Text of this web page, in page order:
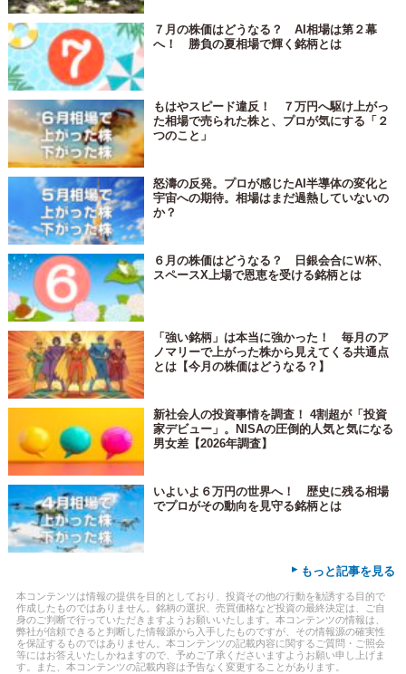
７月の株価はどうなる？ AI相場は第２幕
へ！ 勝負の夏相場で輝く銘柄とは
もはやスピード違反！ ７万円へ駆け上がっ
た相場で売られた株と、プロが気にする「２
つのこと」
怒濤の反発。プロが感じたAI半導体の変化と
宇宙への期待。相場はまだ過熱していないの
か？
６月の株価はどうなる？ 日銀会合にＷ杯、
スペースX上場で恩恵を受ける銘柄とは
「強い銘柄」は本当に強かった！ 毎月のア
ノマリーで上がった株から見えてくる共通点
とは【今月の株価はどうなる？】
新社会人の投資事情を調査！ 4割超が「投資
家デビュー」。NISAの圧倒的人気と気になる
男女差【2026年調査】
いよいよ６万円の世界へ！ 歴史に残る相場
でプロがその動向を見守る銘柄とは
▸ もっと記事を見る
本コンテンツは情報の提供を目的としており、投資その他の行動を勧誘する目的で
作成したものではありません。銘柄の選択、売買価格など投資の最終決定は、ご自
身のご判断で行っていただきますようお願いいたします。本コンテンツの情報は、
弊社が信頼できると判断した情報源から入手したものですが、その情報源の確実性
を保証するものではありません。本コンテンツの記載内容に関するご質問・ご照会
等にはお答えいたしかねますので、予めご了承くださいますようお願い申し上げま
す。また、本コンテンツの記載内容は予告なく変更することがあります。